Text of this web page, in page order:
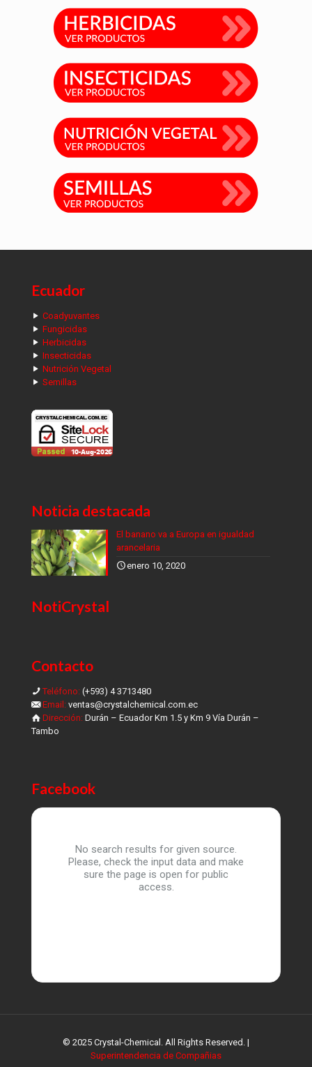
Ecuador
Coadyuvantes
Fungicidas
Herbicidas
Insecticidas
Nutrición Vegetal
Semillas
Noticia destacada
El banano va a Europa en igualdad
arancelaria
enero 10, 2020
NotiCrystal
Contacto
Teléfono: (+593) 4 3713480
Email: ventas@crystalchemical.com.ec
Dirección: Durán – Ecuador Km 1.5 y Km 9 Vía Durán –
Tambo
Facebook
No search results for given source.
Please, check the input data and make
sure the page is open for public
access.
© 2025 Crystal-Chemical. All Rights Reserved. |
Superintendencia de Compañias